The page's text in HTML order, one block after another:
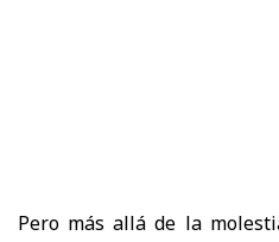
Pero más allá de la